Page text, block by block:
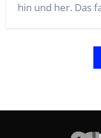
hin und her. Das
Beiträge